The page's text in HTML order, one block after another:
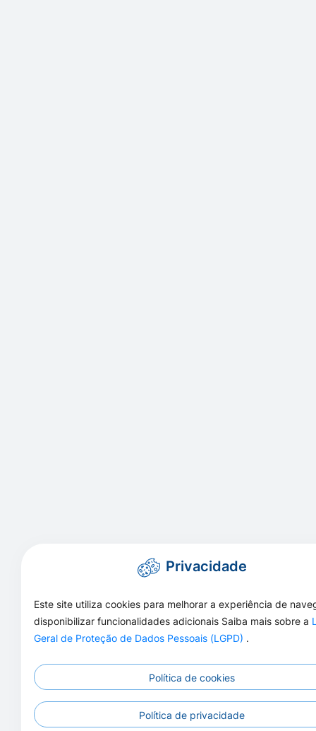
Privacidade
Este site utiliza cookies para melhorar a experiência de
disponibilizar funcionalidades adicionais Saiba mais sobre a
Geral de Proteção de Dados Pessoais (LGPD) .
Política de cookies
Política de privacidade